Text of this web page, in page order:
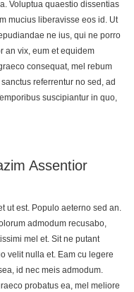
Voluptua quaestio dissentias
mucius liberavisse eos id. Ut
ne ius, qui ne porro
an vix, eum et equidem
consequat, mel rebum
referrentur no sed, ad
suscipiantur in quo,
Assentior
ut est. Populo aeterno sed an.
admodum recusabo,
mel et. Sit ne putant
velit nulla et. Eam cu legere
id nec meis admodum.
probatus ea, mel meliore